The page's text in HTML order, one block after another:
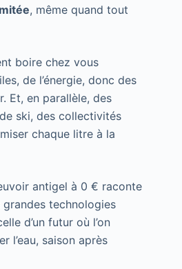
, même quand tout
boire chez vous
de l’énergie, donc des
Et, en parallèle, des
ski, des collectivités
chaque litre à la
antigel à 0 € raconte
technologies
d’un futur où l’on
l’eau, saison après